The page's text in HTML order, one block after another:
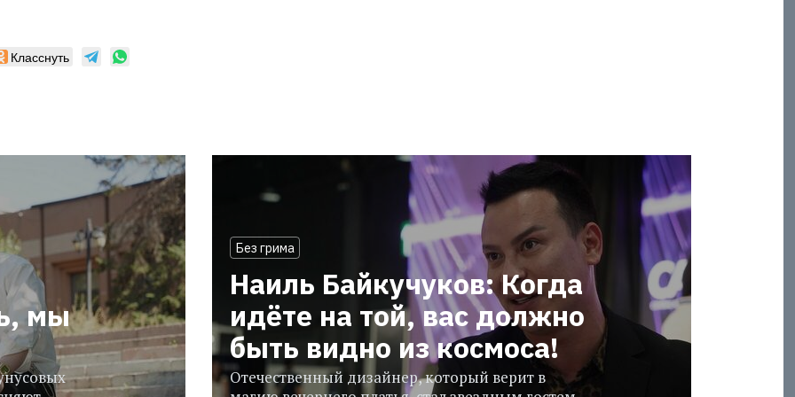
Класснуть
мы
Без грима
Наиль Байкучуков: Когда
идёте на той, вас должно
быть видно из космоса!
Отечественный дизайнер, который верит в